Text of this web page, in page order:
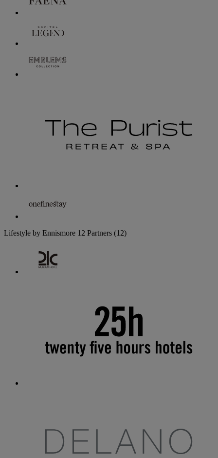
Lifestyle by Ennismore 12 Partners (12)